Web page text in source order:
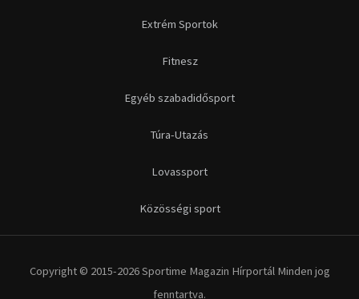
Extrém Sportok
Fitnesz
Egyéb szabadidősport
Túra-Utazás
Lovassport
Közösségi sport
Copyright © 2015-2026 Sportime Magazin Hírportál Minden jog
fenntartva.